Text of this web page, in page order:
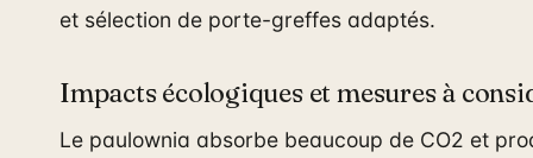
et sélection de porte-greffes adaptés.
Impacts écologiques et mesures à
Le paulownia absorbe beaucoup de CO2 et